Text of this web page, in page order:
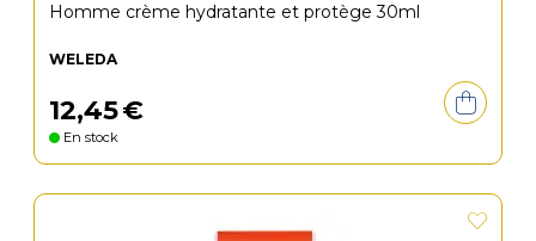
Homme crème hydratante et protège 30ml
WELEDA
12,45€
En stock